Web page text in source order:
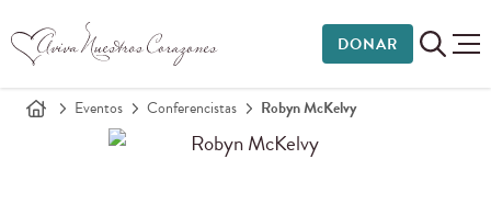
DONAR
Eventos Conferencistas Robyn McKelvy